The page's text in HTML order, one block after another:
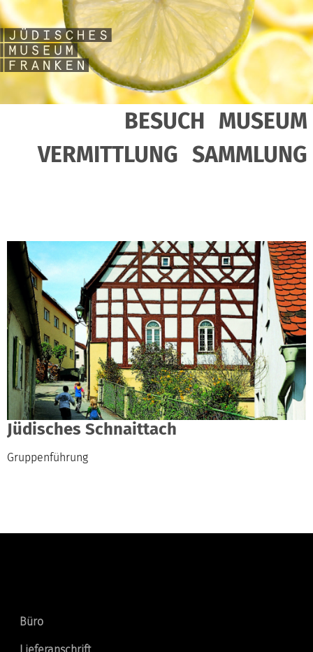
BESUCH MUSEUM
VERMITTLUNG SAMMLUNG
Jüdisches Schnaittach
Gruppenführung
Büro